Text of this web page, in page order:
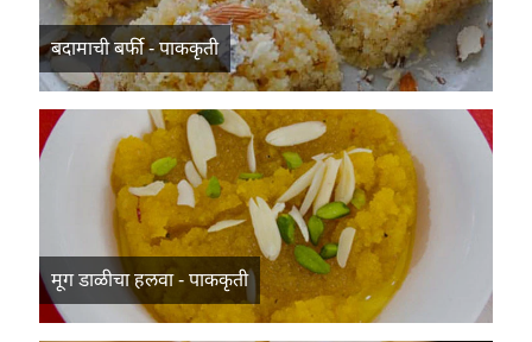
बदामाची बर्फी - पाककृती
मूग डाळीचा हलवा - पाककृती